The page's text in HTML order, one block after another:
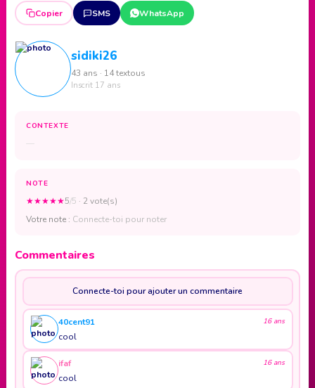
Copier SMS WhatsApp
sidiki26
43 ans · 14 textous
Inscrit 17 ans
CONTEXTE
—
NOTE
★★★★★5/5 · 2 vote(s)
Votre note : Connecte-toi pour noter
Commentaires
Connecte-toi pour ajouter un commentaire
40cent91 16 ans
cool
ifaf 16 ans
cool